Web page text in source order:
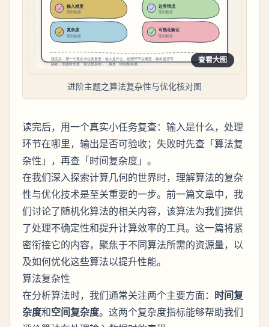
查看大图
进阶主题之算法复杂性与优化核对图
读完后，用一个真实小任务复查：输入是什么，处理
环节在哪里，输出是否可验收；失败时先查「算法复
杂性」，再查「时间复杂度」。
在我们深入探索计算几何的世界时，理解算法的复杂
性与优化技术是至关重要的一步。前一篇文章中，我
们讨论了随机化算法的相关内容，该算法为我们提供
了处理不确定性和提升计算效率的工具。这一篇将紧
密衔接它的内容，聚焦于不同算法所需的资源量，以
及如何优化这些算法以提升性能。
算法复杂性
在分析算法时，我们通常关注两个主要方面： 时间复
杂度和空间复杂度。这两个复杂度指标能够帮助我们